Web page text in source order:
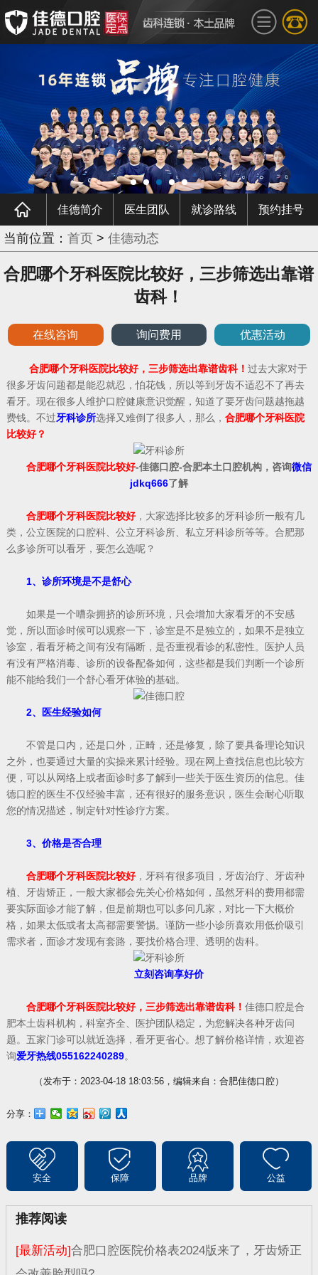
佳德简介 医生团队 就诊路线 预约挂号
当前位置： 首页 > 佳德动态
合肥哪个牙科医院比较好，三步筛选出靠谱
齿科！
在线咨询 询问费用 优惠活动
合肥哪个牙科医院比较好，三步筛选出靠谱齿科！ 过去大家对于
很多牙齿问题都是能忍就忍，怕花钱，所以等到牙齿不适忍不了再去
看牙。现在很多人维护口腔健康意识觉醒，知道了要牙齿问题越拖越
费钱。不过牙科诊所选择又难倒了很多人，那么， 合肥哪个牙科医院
比较好？
合肥哪个牙科医院比较好-佳德口腔-合肥本土口腔机构，咨询微信
jdkq666了解
合肥哪个牙科医院比较好，大家选择比较多的牙科诊所一般有几
类，公立医院的口腔科、公立牙科诊所、私立牙科诊所等等。合肥那
么多诊所可以看牙，要怎么选呢？
1、诊所环境是不是舒心
如果是一个嘈杂拥挤的诊所环境，只会增加大家看牙的不安感
觉，所以面诊时候可以观察一下，诊室是不是独立的，如果不是独立
诊室，看看牙椅之间有没有隔断，是否重视看诊的私密性。医护人员
有没有严格消毒、诊所的设备配备如何，这些都是我们判断一个诊所
能不能给我们一个舒心看牙体验的基础。
2、医生经验如何
不管是口内，还是口外，正畸，还是修复，除了要具备理论知识
之外，也要通过大量的实操来累计经验。现在网上查找信息也比较方
便，可以从网络上或者面诊时多了解到一些关于医生资历的信息。佳
德口腔的医生不仅经验丰富，还有很好的服务意识，医生会耐心听取
您的情况描述，制定针对性诊疗方案。
3、价格是否合理
合肥哪个牙科医院比较好，牙科有很多项目，牙齿治疗、牙齿种
植、牙齿矫正，一般大家都会先关心价格如何，虽然牙科的费用都需
要实际面诊才能了解，但是前期也可以多问几家，对比一下大概价
格，如果太低或者太高都需要警惕。谨防一些小诊所喜欢用低价吸引
需求者，面诊才发现有套路，要找价格合理、透明的齿科。
立刻咨询享好价
合肥哪个牙科医院比较好，三步筛选出靠谱齿科！ 佳德口腔是合
肥本土齿科机构，科室齐全、医护团队稳定，为您解决各种牙齿问
题。五家门诊可以就近选择，看牙更省心。想了解价格详情，欢迎咨
询爱牙热线055162240289。
（发布于：2023-04-18 18:03:56，编辑来自：合肥佳德口腔）
分享：
安全 保障 品牌 公益
推荐阅读
[最新活动]合肥口腔医院价格表2024版来了，牙齿矫正